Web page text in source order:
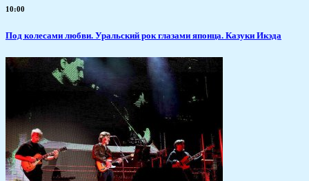
10:00
Под колесами любви. Уральский рок глазами японца. Казуки Икэда